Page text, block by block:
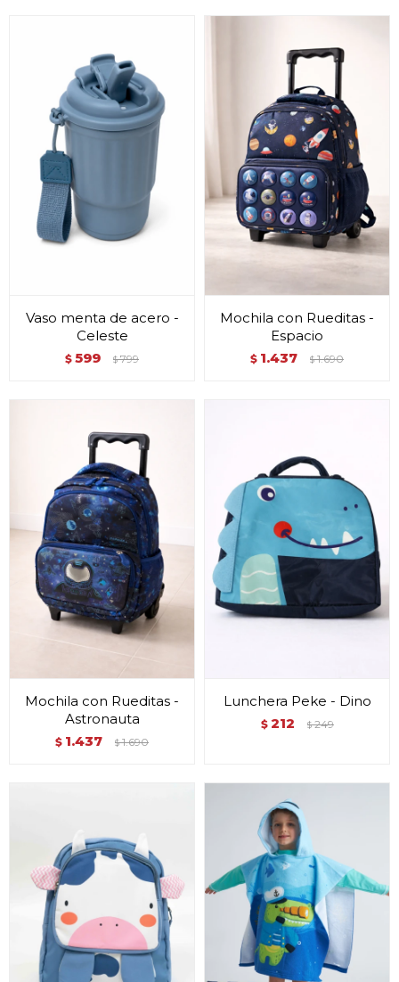
Vaso menta de acero -
Celeste
$ 599 $ 799
Mochila con Rueditas -
Espacio
$ 1.437 $ 1.690
Mochila con Rueditas -
Astronauta
$ 1.437 $ 1.690
Lunchera Peke - Dino
$ 212 $ 249